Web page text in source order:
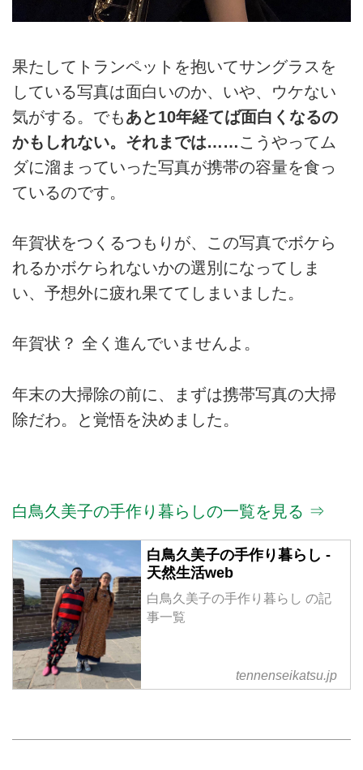
果たしてトランペットを抱いてサングラスを
している写真は面白いのか、いや、ウケない
気がする。でもあと10年経てば面白くなるの
かもしれない。それまでは……こうやってム
ダに溜まっていった写真が携帯の容量を食っ
ているのです。
年賀状をつくるつもりが、この写真でボケら
れるかボケられないかの選別になってしま
い、予想外に疲れ果ててしまいました。
年賀状？ 全く進んでいませんよ。
年末の大掃除の前に、まずは携帯写真の大掃
除だわ。と覚悟を決めました。
白鳥久美子の手作り暮らしの一覧を見る ⇒
白鳥久美子の手作り暮らし -
天然生活web
白鳥久美子の手作り暮らし の記
事一覧
tennenseikatsu.jp